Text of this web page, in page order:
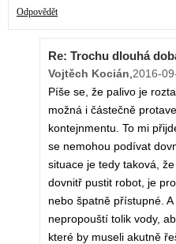
Odpovědět
Re: Trochu dlouhá
Vojtěch Kocián 2016-
Píše se, že palivo je
možná i částečně
kontejnmentu. To mi
se nemohou podívat
situace je tedy taková,
dovnitř pustit robot, je
nebo špatně přístupné.
nepropouští tolik vody,
které by museli akutně